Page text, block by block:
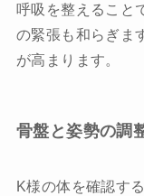
呼吸を整えること
の緊張も和らぎま
が高まります。
骨盤と姿勢の調
K様の体を確認す